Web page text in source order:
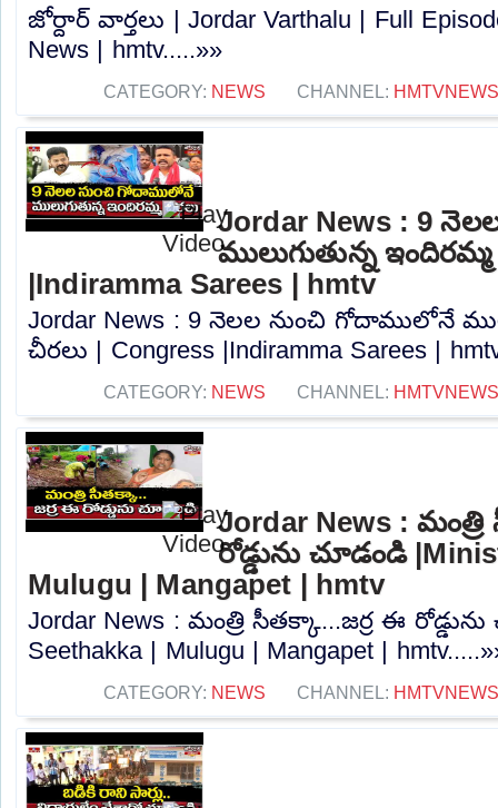
జోర్దార్ వార్తలు | Jordar Varthalu | Full
News | hmtv.....»»
CATEGORY: NEWS CHANNEL: HMTVNEWS
Jordar News : 9
ములుగుతున్న
|Indiramma Sarees | hmtv
Jordar News : 9 నెలల నుంచి గోదాములోనే
చీరలు | Congress |Indiramma Sarees |
CATEGORY: NEWS CHANNEL: HMTVNEWS
Jordar News :
రోడ్డును చూడండి
Mulugu | Mangapet | hmtv
Jordar News : మంత్రి సీతక్కా...జర్ర ఈ
Seethakka | Mulugu | Mangapet |
CATEGORY: NEWS CHANNEL: HMTVNEWS